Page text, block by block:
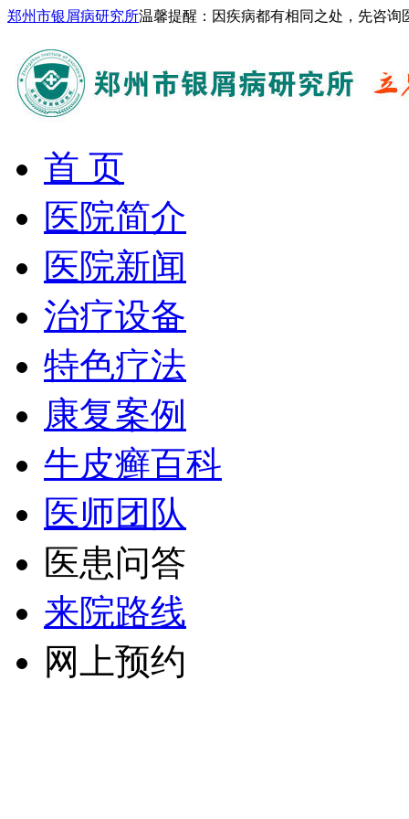
郑州市银屑病研究所温馨提醒：因疾病都有相同之处，先咨
首 页
医院简介
医院新闻
治疗设备
特色疗法
康复案例
牛皮癣百科
医师团队
医患问答
来院路线
网上预约